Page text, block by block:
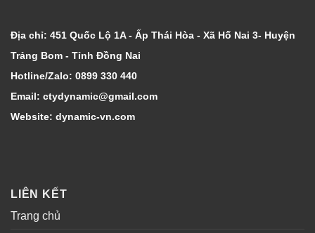
Địa chỉ: 451 Quốc Lộ 1A - Ấp Thái Hòa - Xã Hố Nai 3- Huyện
Trảng Bom - Tỉnh Đồng Nai
Hotline/Zalo: 0899 330 440
Email: ctydynamic@gmail.com
Website: dynamic-vn.com
LIÊN KẾT
Trang chủ